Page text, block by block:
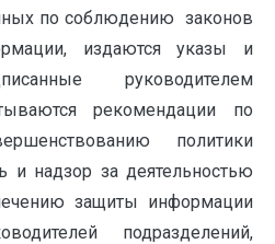
по соблюдению законов
издаются указы и
руководителем
рекомендации по
политики
и надзор за деятельностью
защиты информации
подразделений,